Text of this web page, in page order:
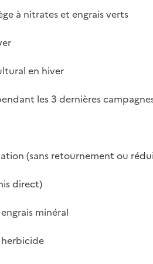
à nitrates et engrais verts
en hiver
les 3 dernières
(sans retournement ou
direct)
minéral